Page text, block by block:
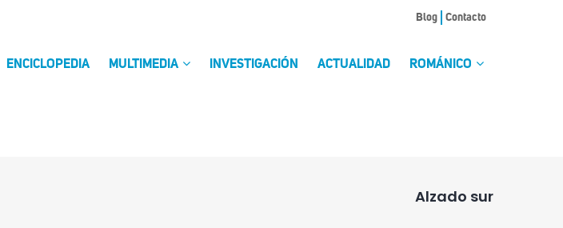
Blog Contacto
ENCICLOPEDIA MULTIMEDIA INVESTIGACIÓN ACTUALIDAD ROMÁNICO
Alzado sur